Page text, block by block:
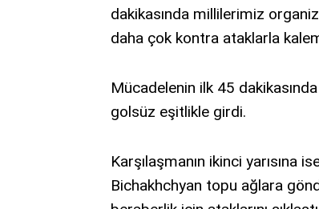
dakikasında millilerimiz
daha çok kontra ataklarla
Mücadelenin ilk 45
golsüz eşitlikle girdi.
Karşılaşmanın ikinci yarısına
Bichakhchyan topu ağlara